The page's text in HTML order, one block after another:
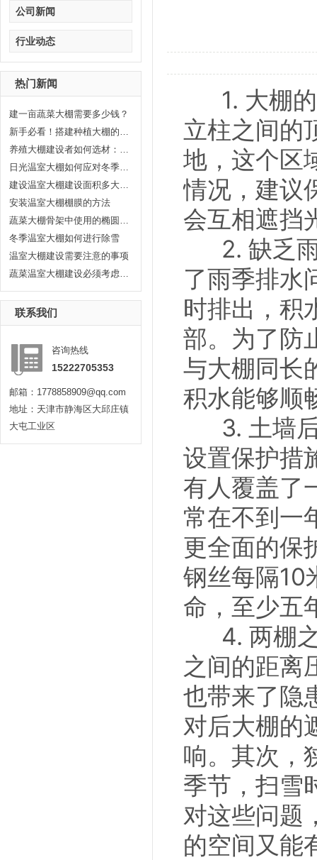
公司新闻
行业动态
热门新闻
建一亩蔬菜大棚需要多少钱？
新手必看！搭建种植大棚的6个关键...
养殖大棚建设者如何选材：打造高...
日光温室大棚如何应对冬季气温
建设温室大棚建设面积多大合适?晟...
安装温室大棚棚膜的方法
蔬菜大棚骨架中使用的椭圆管有哪...
冬季温室大棚如何进行除雪
温室大棚建设需要注意的事项
蔬菜温室大棚建设必须考虑耐久性...
联系我们
咨询热线
15222705353
邮箱：1778858909@qq.com
地址：天津市静海区大邱庄镇
大屯工业区
1. 大棚的
立柱之间的
地，这个区
情况，建议
会互相遮挡
2. 缺乏雨
了雨季排水
时排出，积
部。为了防
与大棚同长
积水能够顺
3. 土墙后
设置保护措
有人覆盖了
常在不到一
更全面的保
钢丝每隔10
命，至少五
4. 两棚之
之间的距离
也带来了隐
对后大棚的
响。其次，
季节，扫雪
对这些问题
的空间又能